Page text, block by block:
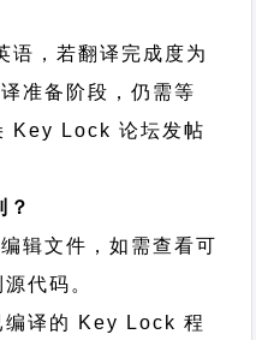
，若翻译完成度为
准备阶段，仍需等
Key Lock 论坛发帖
辑文件，如需查看可
代码。
译的 Key Lock 程